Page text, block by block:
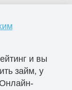
и вы
займ, у